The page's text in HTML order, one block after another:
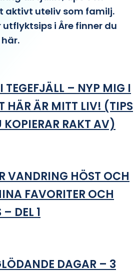
aktivt uteliv som familj.
utflyktsips i Åre finner du
TEGEFJÄLL – NYP MIG I
HÄR ÄR MITT LIV! (TIPS
KOPIERAR RAKT AV)
VANDRING HÖST OCH
FAVORITER OCH
DEL 1
DAGAR – 3